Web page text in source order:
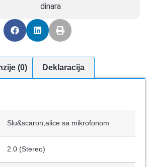
dinara
(0) Deklaracija
Slu&scaron;alice sa mikrofonom
2.0 (Stereo)